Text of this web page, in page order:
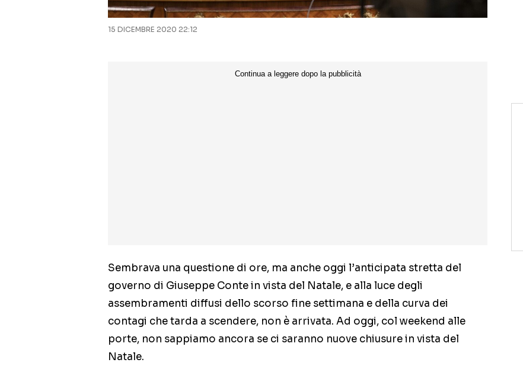
15 DICEMBRE 2020 22:12
Sembrava una questione di ore, ma anche oggi l’anticipata stretta del
governo di Giuseppe Conte in vista del Natale, e alla luce degli
assembramenti diffusi dello scorso fine settimana e della curva dei
contagi che tarda a scendere, non è arrivata. Ad oggi, col weekend alle
porte, non sappiamo ancora se ci saranno nuove chiusure in vista del
Natale.